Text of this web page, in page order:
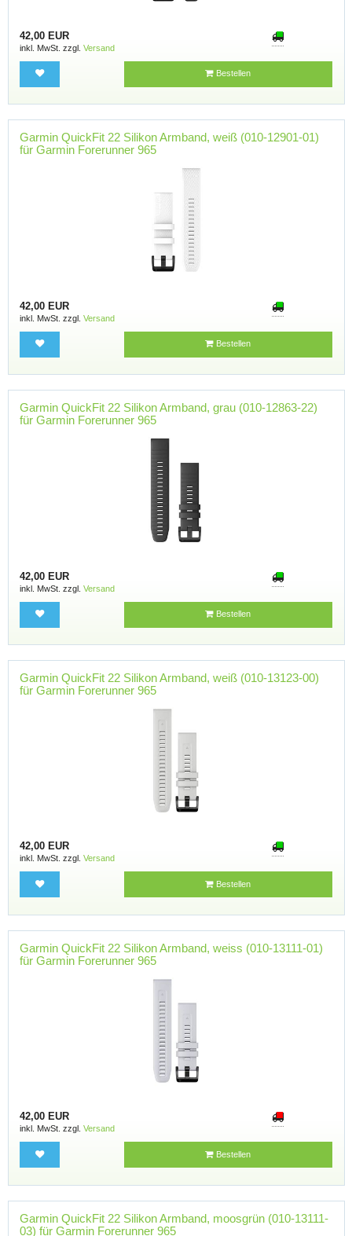
42,00 EUR
inkl. MwSt. zzgl. Versand
Bestellen
Garmin QuickFit 22 Silikon Armband, weiß (010-12901-01)
für Garmin Forerunner 965
42,00 EUR
inkl. MwSt. zzgl. Versand
Bestellen
Garmin QuickFit 22 Silikon Armband, grau (010-12863-22)
für Garmin Forerunner 965
42,00 EUR
inkl. MwSt. zzgl. Versand
Bestellen
Garmin QuickFit 22 Silikon Armband, weiß (010-13123-00)
für Garmin Forerunner 965
42,00 EUR
inkl. MwSt. zzgl. Versand
Bestellen
Garmin QuickFit 22 Silikon Armband, weiss (010-13111-01)
für Garmin Forerunner 965
42,00 EUR
inkl. MwSt. zzgl. Versand
Bestellen
Garmin QuickFit 22 Silikon Armband, moosgrün (010-13111-
03) für Garmin Forerunner 965